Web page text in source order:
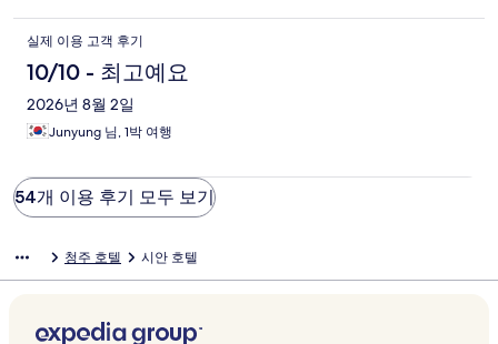
convenient stay.
실제 이용 고객 후기
10/10 - 최고예요
2026년 8월 2일
Junyung 님, 1박 여행
54개 이용 후기 모두 보기
청주 호텔 시안 호텔